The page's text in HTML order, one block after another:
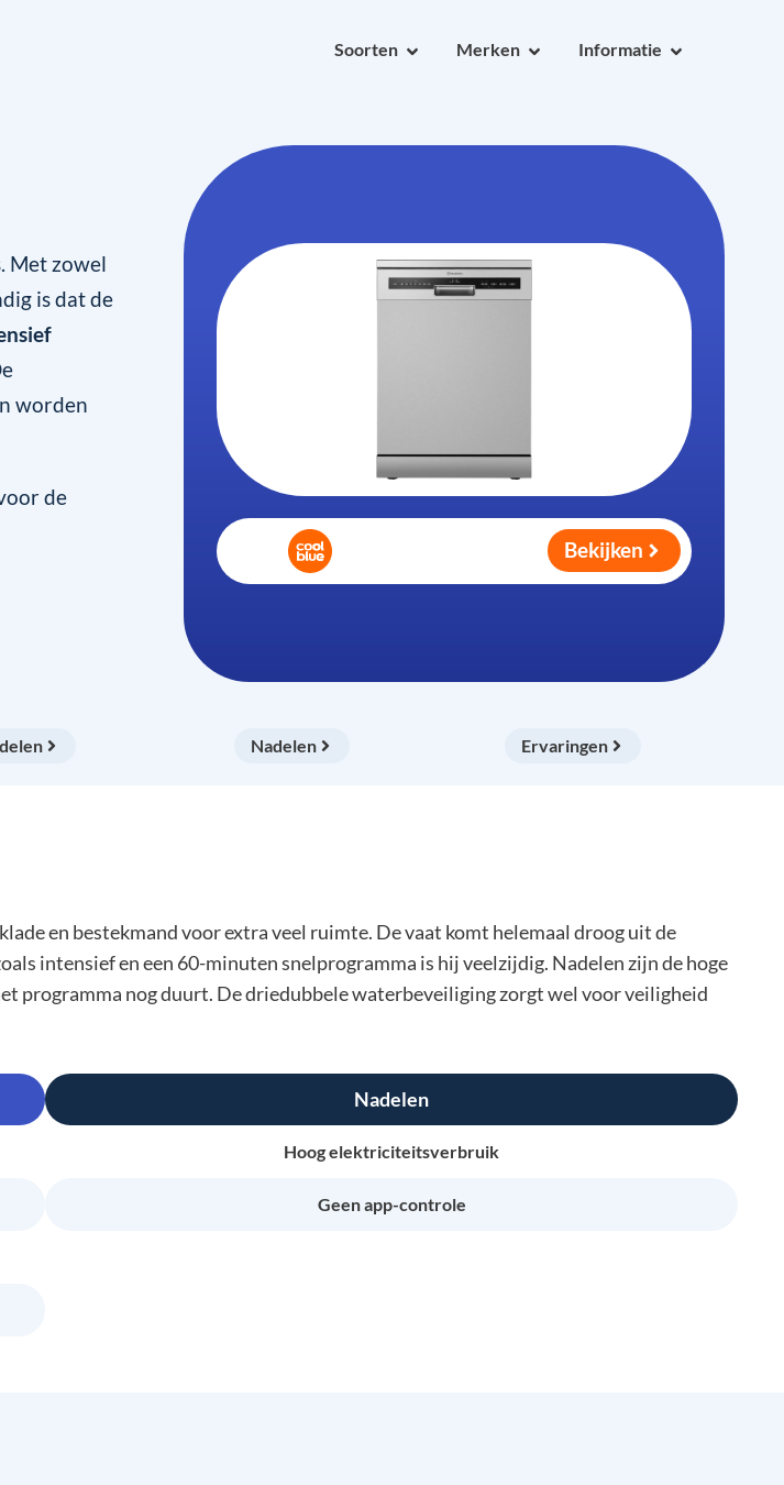
Soorten Merken Informatie
Met zowel
is dat de
worden
de
Bekijken
Nadelen Ervaringen
en bestekmand voor extra veel ruimte. De vaat komt helemaal droog uit de
intensief en een 60-minuten snelprogramma is hij veelzijdig. Nadelen zijn de hoge
programma nog duurt. De driedubbele waterbeveiliging zorgt wel voor veiligheid
Nadelen
Hoog elektriciteitsverbruik
Geen app-controle